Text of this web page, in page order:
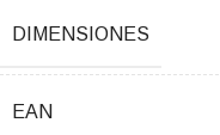
DIMENSIONES
EAN